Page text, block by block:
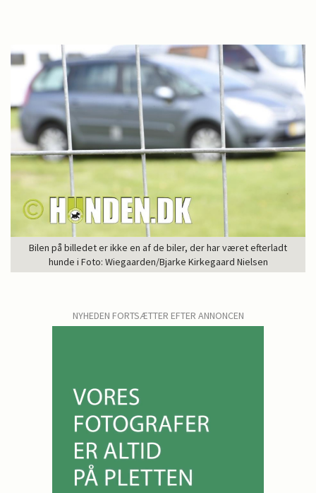
Bilen på billedet er ikke en af de biler, der har været efterladt
hunde i Foto: Wiegaarden/Bjarke Kirkegaard Nielsen
NYHEDEN FORTSÆTTER EFTER ANNONCEN